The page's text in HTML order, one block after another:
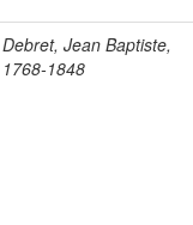
Debret, Jean Baptiste,
1768-1848